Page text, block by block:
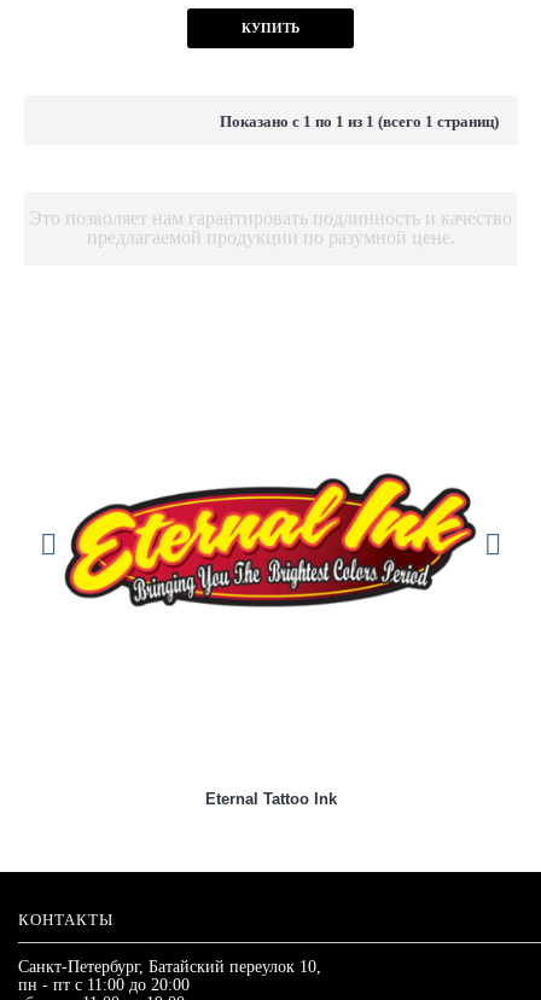
КУПИТЬ
Показано с 1 по 1 из 1 (всего 1 страниц)
Eternal Tattoo Ink
КОНТАКТЫ
Санкт-Петербург, Батайский переулок 10,
пн - пт с 11:00 до 20:00